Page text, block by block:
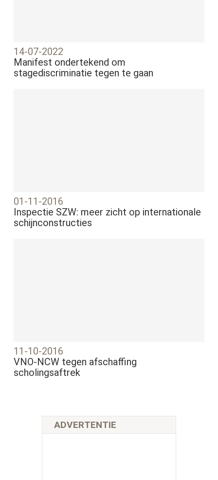
14-07-2022
Manifest ondertekend om
stagediscriminatie tegen te gaan
01-11-2016
Inspectie SZW: meer zicht op internationale
schijnconstructies
11-10-2016
VNO-NCW tegen afschaffing
scholingsaftrek
ADVERTENTIE